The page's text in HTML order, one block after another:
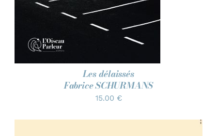
Les délaissés
Fabrice SCHURMANS
15.00 €